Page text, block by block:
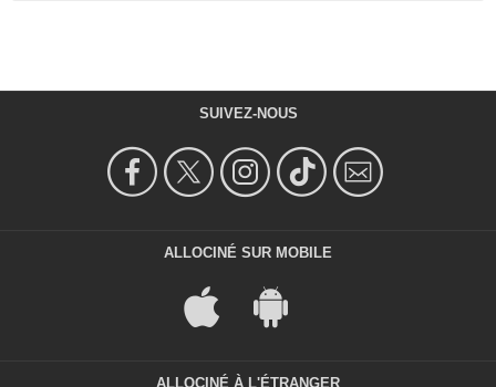
SUIVEZ-NOUS
ALLOCINÉ SUR MOBILE
ALLOCINÉ À L'ÉTRANGER